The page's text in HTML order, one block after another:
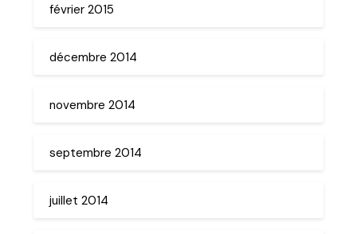
février 2015
décembre 2014
novembre 2014
septembre 2014
juillet 2014